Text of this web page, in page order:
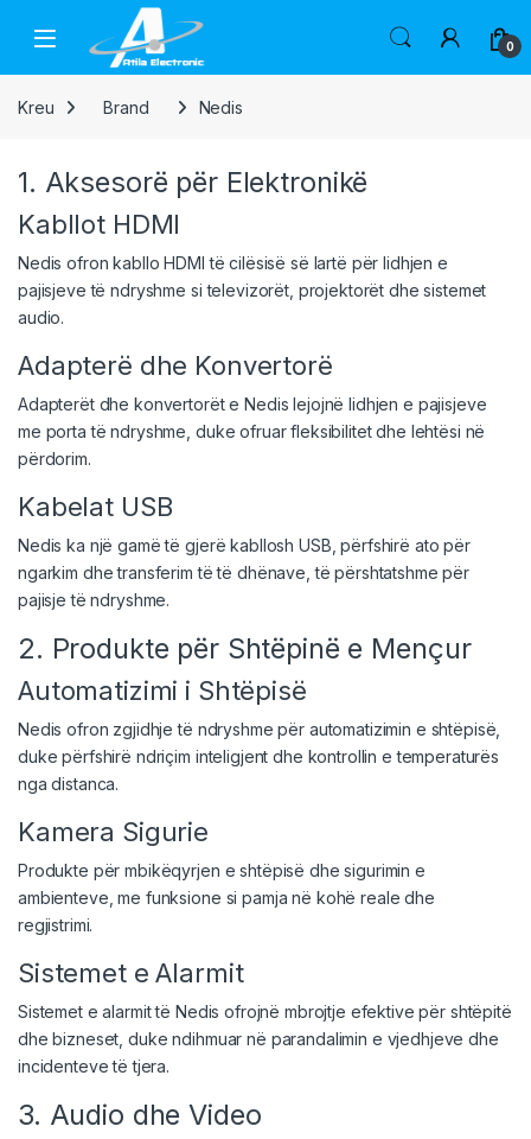
Skip to navigation
Open 0
Kreu Brand Nedis
1. Aksesorë për Elektronikë
Kabllot HDMI
Nedis ofron kabllo HDMI të cilësisë së lartë për lidhjen e
pajisjeve të ndryshme si televizorët, projektorët dhe sistemet
audio.
Adapterë dhe Konvertorë
Adapterët dhe konvertorët e Nedis lejojnë lidhjen e pajisjeve
me porta të ndryshme, duke ofruar fleksibilitet dhe lehtësi në
përdorim.
Kabelat USB
Nedis ka një gamë të gjerë kabllosh USB, përfshirë ato për
ngarkim dhe transferim të të dhënave, të përshtatshme për
pajisje të ndryshme.
2. Produkte për Shtëpinë e Mençur
Automatizimi i Shtëpisë
Nedis ofron zgjidhje të ndryshme për automatizimin e shtëpisë,
duke përfshirë ndriçim inteligjent dhe kontrollin e temperaturës
nga distanca.
Kamera Sigurie
Produkte për mbikëqyrjen e shtëpisë dhe sigurimin e
ambienteve, me funksione si pamja në kohë reale dhe
regjistrimi.
Sistemet e Alarmit
Sistemet e alarmit të Nedis ofrojnë mbrojtje efektive për shtëpitë
dhe bizneset, duke ndihmuar në parandalimin e vjedhjeve dhe
incidenteve të tjera.
3. Audio dhe Video